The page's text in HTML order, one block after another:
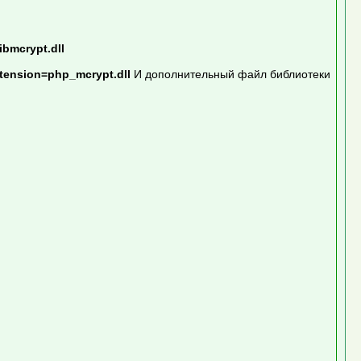
И дополнительный файл библиотеки